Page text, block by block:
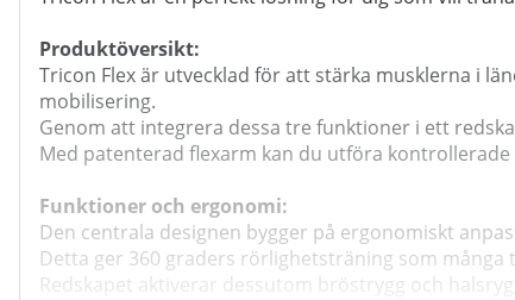
Produktöversikt:
Tricon Flex är utvecklad för att stärka musklerna i
mobilisering.
Genom att integrera dessa tre funktioner i ett
Med patenterad flexarm kan du utföra
Funktioner och ergonomi:
Den centrala designen bygger på ergonomiskt
Detta ger 360 graders rörlighetsträning som
Redskapet aktiverar dessutom bröstrygg och